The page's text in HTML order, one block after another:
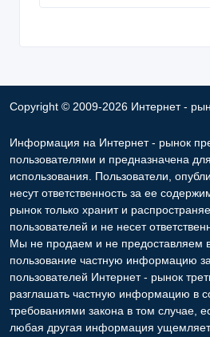
Copyright © 2009-2026 Интернет -
Информация на Интернет - рынок
пользователями и предназначена
использования. Пользователи,
несут ответственность за ее
рынок только хранит и
пользователей и не несет
Мы не продаем и не предоставляем
пользование частную информацию
пользователей Интернет - рынок
разглашать частную информацию в
требованиями закона в том случае,
любая другая информация ущемляет